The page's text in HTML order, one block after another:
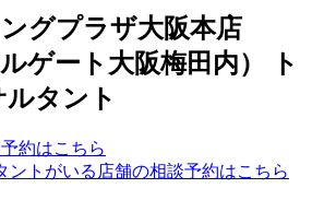
グプラザ大阪本店
ゲート大阪梅田内） ト
タント
約はこちら
ントがいる店舗の相談予約はこちら